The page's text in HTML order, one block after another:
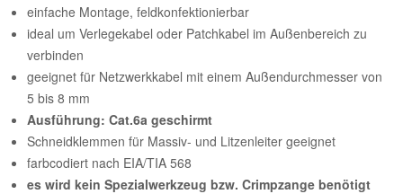
einfache Montage, feldkonfektionierbar
ideal um Verlegekabel oder Patchkabel im Außenbereich zu
verbinden
geeignet für Netzwerkkabel mit einem Außendurchmesser von
5 bis 8 mm
Ausführung: Cat.6a geschirmt
Schneidklemmen für Massiv- und Litzenleiter geeignet
farbcodiert nach EIA/TIA 568
es wird kein Spezialwerkzeug bzw. Crimpzange benötigt